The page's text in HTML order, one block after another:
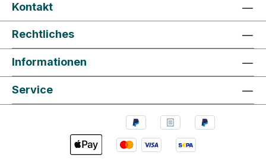
Kontakt
Rechtliches
Informationen
Service